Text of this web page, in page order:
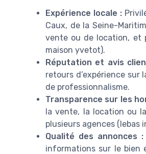
Expérience locale :
Caux, de la Seine-
vente ou de location, et
maison yvetot).
Réputation et avis
retours d’expérience
de professionnalisme.
Transparence sur les
la vente, la location ou
plusieurs agences (lebas
Qualité des annonces :
informations sur le bien